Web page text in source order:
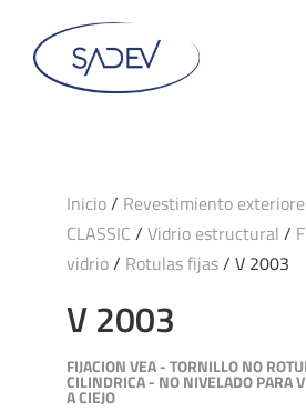
Inicio/ Revestimiento
CLASSIC / Vidrio estructural /
vidrio/ Rotulas fijas/ V 2003
V 2003
FIJACION VEA - TORNILLO NO
CILINDRICA - NO NIVELADO PARA
A CIEJO